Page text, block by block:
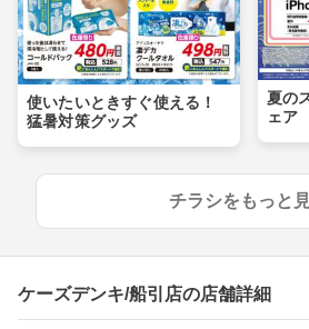
使いたいときすぐ使える！
猛暑対策グッズ
夏の
ェア
チラシをもっと
ケーズデンキ/船引店の店舗詳細